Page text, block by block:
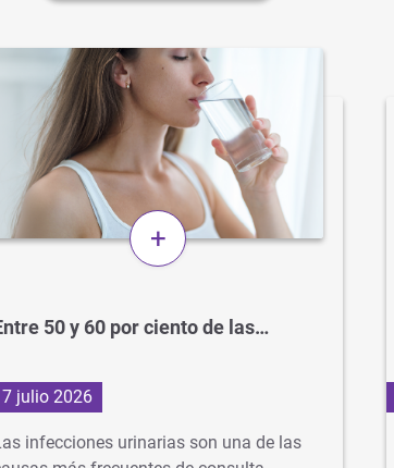
+
50 y 60 por ciento de las…
julio 2026
infecciones urinarias son una de las